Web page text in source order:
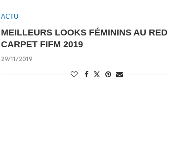
ACTU
MEILLEURS LOOKS FÉMININS AU RED
CARPET FIFM 2019
29/11/2019